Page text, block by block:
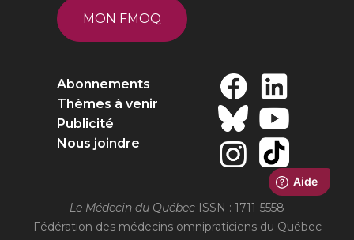
MON FMOQ
Abonnements
Thèmes à venir
Publicité
Nous joindre
Le Médecin du Québec ISSN : 1711-5558
Fédération des médecins omnipraticiens du Québec